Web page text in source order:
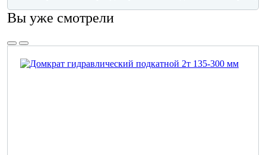
Вы уже смотрели